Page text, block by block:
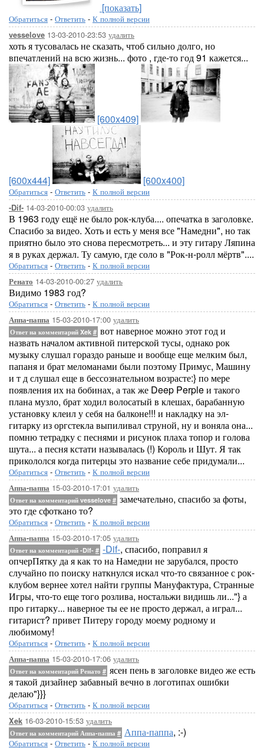
[показать]
Обратиться - Ответить - К полной версии
vesselove 13-03-2010-23:53 удалить
хоть я тусовалась не сказать, чтоб сильно долго, но
впечатлений на всю жизнь... фото , где-то год 91 кажется...
[600x409]
[600x444] [600x400]
Обратиться - Ответить - К полной версии
-Dif- 14-03-2010-00:03 удалить
В 1963 году ещё не было рок-клуба.... опечатка в заголовке.
Спасибо за видео. Хоть и есть у меня все "Намедни", но так
приятно было это снова пересмотреть... и эту гитару Ляпина
я в руках держал. Ту самую, где соло в "Рок-н-ролл мёртв"....
Обратиться - Ответить - К полной версии
Ренато 14-03-2010-00:27 удалить
Видимо 1983 год?
Обратиться - Ответить - К полной версии
Аппа-паппа 15-03-2010-17:00 удалить
Ответ на комментарий Xek # вот наверное можно этот год и
назвать началом активной питерской тусы, однако рок
музыку слушал гораздо раньше и вообще еще мелким был,
папаня и брат меломанами были поэтому Примус, Машину
и т д слушал еще в бессознательном возрасте:} по мере
появления их на бобинах, а так же Deep Perple и такого
плана музло, брат ходил волосатый в клешах, барабанную
установку клеил у себя на балконе!!! и накладку на эл-
гитарку из оргстекла выпиливал струной, ну и воняла она...
помню тетрадку с песнями и рисунок плаха топор и голова
шута... а песня кстати называлась (!) Король и Шут. Я так
прикололся когда питерцы это название себе придумали...
Обратиться - Ответить - К полной версии
Аппа-паппа 15-03-2010-17:01 удалить
Ответ на комментарий vesselove # замечательно, спасибо за фоты,
это где сфоткано то?
Обратиться - Ответить - К полной версии
Аппа-паппа 15-03-2010-17:05 удалить
Ответ на комментарий -Dif- # -Dif-, спасибо, поправил я
опчерПятку да я как то на Намедни не зарубался, просто
случайно по поиску наткнулся искал что-то связанное с рок-
клубом вернее хотел найти группы Мануфактура, Странные
Игры, что-то еще того розлива, ностальжи видишь ли..."} а
про гитарку... наверное ты ее не просто держал, а играл...
гитарист? привет Питеру городу моему родному и
любимому!
Обратиться - Ответить - К полной версии
Аппа-паппа 15-03-2010-17:06 удалить
Ответ на комментарий Ренато # ясен пень в заголовке видео же есть
я такой дизайнер забавный вечно в логотипах ошибки
делаю"}}}
Обратиться - Ответить - К полной версии
Xek 16-03-2010-15:53 удалить
Ответ на комментарий Аппа-паппа # Аппа-паппа, :-)
Обратиться - Ответить - К полной версии